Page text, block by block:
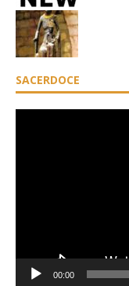
SACERDOCE
00:00